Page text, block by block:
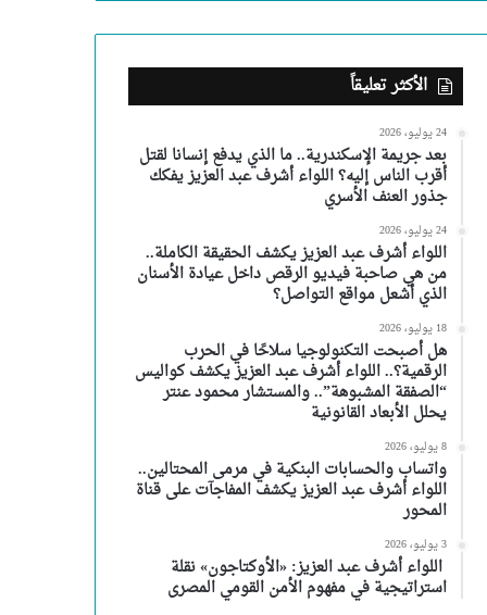
الأكثر تعليقاً
24 يوليو، 2026
بعد جريمة الإسكندرية.. ما الذي يدفع إنسانا لقتل
أقرب الناس إليه؟ اللواء أشرف عبد العزيز يفكك
جذور العنف الأسري
24 يوليو، 2026
اللواء أشرف عبد العزيز يكشف الحقيقة الكاملة..
من هي صاحبة فيديو الرقص داخل عيادة الأسنان
الذي أشعل مواقع التواصل؟
18 يوليو، 2026
هل أصبحت التكنولوجيا سلاحًا في الحرب
الرقمية؟.. اللواء أشرف عبد العزيز يكشف كواليس
“الصفقة المشبوهة”.. والمستشار محمود عنتر
يحلل الأبعاد القانونية
8 يوليو، 2026
واتساب والحسابات البنكية في مرمى المحتالين..
اللواء أشرف عبد العزيز يكشف المفاجآت على قناة
المحور
3 يوليو، 2026
اللواء أشرف عبد العزيز: «الأوكتاجون» نقلة
استراتيجية في مفهوم الأمن القومي المصرى